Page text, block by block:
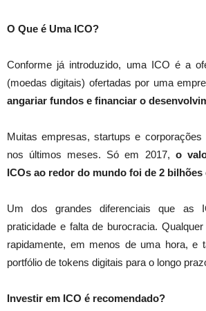
O Que é Uma ICO?
Conforme já introduzido, uma ICO é a
(moedas digitais) ofertadas por uma
angariar fundos e financiar o
Muitas empresas, startups e
nos últimos meses. Só em 2017, o
ICOs ao redor do mundo foi de 2 bilhões
Um dos grandes diferenciais que as
praticidade e falta de burocracia.
rapidamente, em menos de uma hora, e
portfólio de tokens digitais para o longo
Investir em ICO é recomendado?